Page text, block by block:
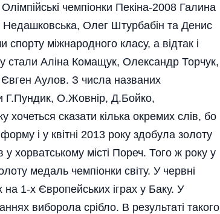
чемпіонки Пекіна-2008 Галина
Олег Штурбабін та Денис
міжнародного класу, а відтак і
стали Аліна Комащук, Олександр Торчук,
Аулов. З числа названих
Г.Пундик, О.Жов­нір, Д.Бойко,
сказати кілька окремих слів, бо
і у квітні 2013 року здобула золоту
хорватському місті Пореч. Того ж року у
медаль чемпіонки світу. У червні
1-х Європейських іграх у Баку. У
виборола срібло. В результа­ті такого